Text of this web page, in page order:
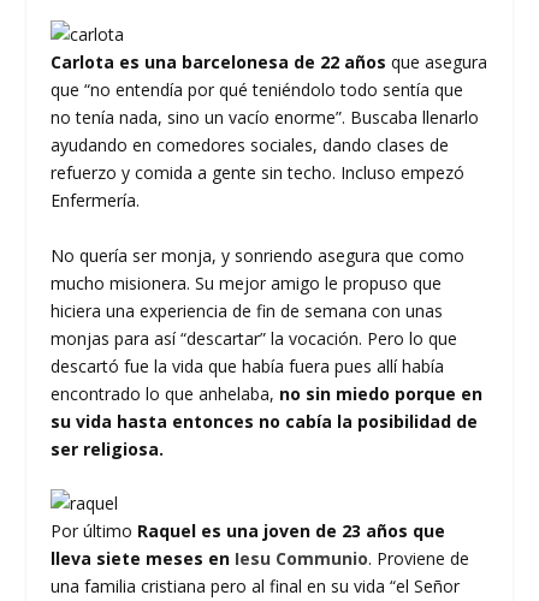
Carlota es una barcelonesa de 22 años que asegura
que “no entendía por qué teniéndolo todo sentía que
no tenía nada, sino un vacío enorme”. Buscaba llenarlo
ayudando en comedores sociales, dando clases de
refuerzo y comida a gente sin techo. Incluso empezó
Enfermería.
No quería ser monja, y sonriendo asegura que como
mucho misionera. Su mejor amigo le propuso que
hiciera una experiencia de fin de semana con unas
monjas para así “descartar” la vocación. Pero lo que
descartó fue la vida que había fuera pues allí había
encontrado lo que anhelaba, no sin miedo porque en
su vida hasta entonces no cabía la posibilidad de
ser religiosa.
Por último Raquel es una joven de 23 años que
lleva siete meses en Iesu Communio. Proviene de
una familia cristiana pero al final en su vida “el Señor